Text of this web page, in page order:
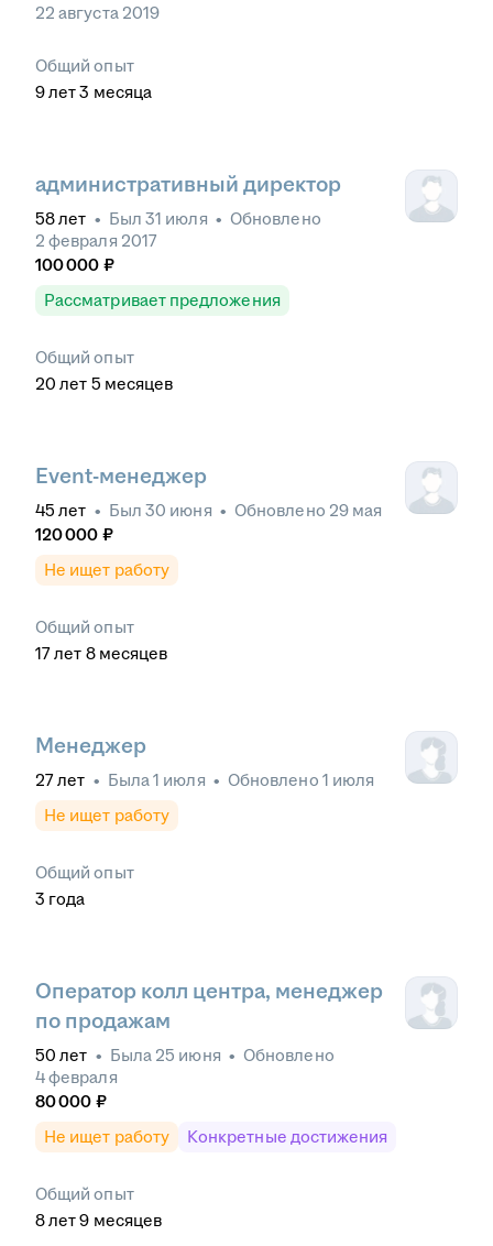
22 августа 2019
Общий опыт
9лет 3 месяца
административный директор
58лет • Был 31 июля • Обновлено
2 февраля 2017
100 000 ₽
Рассматривает предложения
Общий опыт
20 лет 5 месяцев
Event-менеджер
45 лет • Был 30 июня • Обновлено 29 мая
120 000 ₽
Не ищет работу
Общий опыт
17лет 8 месяцев
Менеджер
27лет • Была1 июля • Обновлено 1 июля
Не ищет работу
Общий опыт
3 года
Оператор колл центра, менеджер
по продажам
50 лет • Была 25 июня • Обновлено
4 февраля
80 000 ₽
Не ищет работу
Конкретные достижения
Общий опыт
8лет 9 месяцев